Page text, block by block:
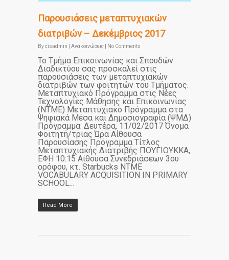
Παρουσιάσεις μεταπτυχιακών
διατριβών – Δεκέμβριος 2017
Bycisadmin Ανακοινώσεις No Comments
Το Τμήμα Επικοινωνίας και Σπουδών
Διαδικτύου σας προσκαλεί στις
παρουσιάσεις των μεταπτυχιακών
διατριβών των φοιτητών του Τμήματος.
Μεταπτυχιακό Πρόγραμμα στις Νέες
Τεχνολογίες Μάθησης και Επικοινωνίας
(ΝΤΜΕ) Μεταπτυχιακό Πρόγραμμα στα
Ψηφιακά Μέσα και Δημοσιογραφία (ΨΜΔ)
Πρόγραμμα: Δευτέρα, 11/02/2017 Όνομα
Φοιτητή/τριας Ώρα Αίθουσα
Παρουσίασης Πρόγραμμα Τίτλος
Μεταπτυχιακής Διατριβής ΠΟΥΓΙΟΥΚΚΑ,
ΕΦΗ 10:15 Αίθουσα Συνεδριάσεων 3ου
ορόφου, κτ. Starbucks ΝΤΜΕ
VOCABULARY ACQUISITION IN PRIMARY
SCHOOL...
Read More